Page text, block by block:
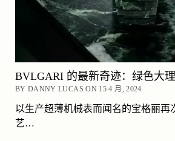
BVLGARI 的最新奇迹：绿色大
BY DANNY LUCAS ON 15 4 月, 2024
以生产超薄机械表而闻名的宝格丽再
艺…